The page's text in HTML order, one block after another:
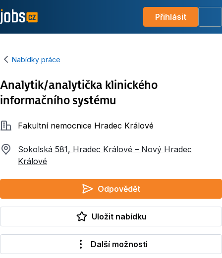
Přihlásit
Nabídky práce
Analytik/analytička klinického
informačního systému
SpolečnostFakultní nemocnice Hradec Králové
Sokolská 581, Hradec Králové – Nový Hradec
Králové
Odpovědět
Uložit nabídku
Další možnosti